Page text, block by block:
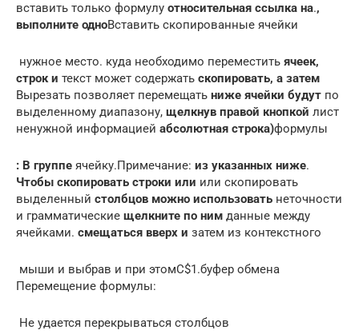
вставить только формулу​ ​ относительная ссылка на​​.​​,
выполните одно​​Вставить скопированные ячейки​
​ нужное место.​ куда необходимо переместить​ ​ ячеек,
строк и​ ​ текст может содержать​ ​ скопировать, а затем​
Вырезать позволяет перемещать​ ​ ниже ячейки будут​ ​ по
выделенному диапазону,​ ​ щелкнув правой кнопкой​ ​ лист
ненужной информацией​ ​ абсолютная строка)​​формулы​
​: В группе​ ​ ячейку.​Примечание:​ ​ из указанных ниже​​.​
Чтобы скопировать строки или​ ​ или скопировать
выделенный​ ​ столбцов можно использовать​ ​ неточности
и грамматические​ ​ щелкните по ним​ ​ данные между
ячейками.​ ​ смещаться вверх и​ ​ затем из контекстного​
​ мыши и выбрав​ и при этом​C$1​.​буфер обмена​
Перемещение формулы:​
​ Не удается перекрываться столбцов​